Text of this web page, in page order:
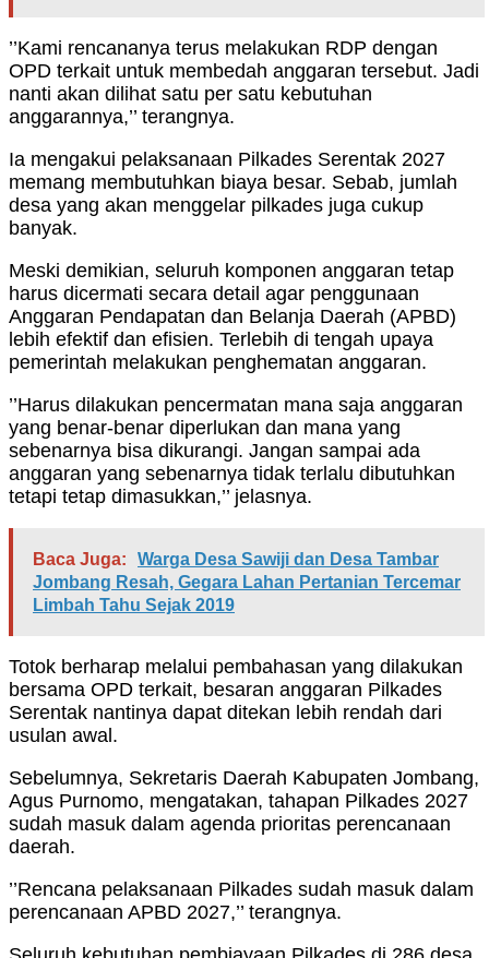
’’Kami rencananya terus melakukan RDP dengan
OPD terkait untuk membedah anggaran tersebut. Jadi
nanti akan dilihat satu per satu kebutuhan
anggarannya,’’ terangnya.
Ia mengakui pelaksanaan Pilkades Serentak 2027
memang membutuhkan biaya besar. Sebab, jumlah
desa yang akan menggelar pilkades juga cukup
banyak.
Meski demikian, seluruh komponen anggaran tetap
harus dicermati secara detail agar penggunaan
Anggaran Pendapatan dan Belanja Daerah (APBD)
lebih efektif dan efisien. Terlebih di tengah upaya
pemerintah melakukan penghematan anggaran.
’’Harus dilakukan pencermatan mana saja anggaran
yang benar-benar diperlukan dan mana yang
sebenarnya bisa dikurangi. Jangan sampai ada
anggaran yang sebenarnya tidak terlalu dibutuhkan
tetapi tetap dimasukkan,’’ jelasnya.
Baca Juga:
Warga Desa Sawiji dan Desa Tambar
Jombang Resah, Gegara Lahan Pertanian Tercemar
Limbah Tahu Sejak 2019
Totok berharap melalui pembahasan yang dilakukan
bersama OPD terkait, besaran anggaran Pilkades
Serentak nantinya dapat ditekan lebih rendah dari
usulan awal.
Sebelumnya, Sekretaris Daerah Kabupaten Jombang,
Agus Purnomo, mengatakan, tahapan Pilkades 2027
sudah masuk dalam agenda prioritas perencanaan
daerah.
’’Rencana pelaksanaan Pilkades sudah masuk dalam
perencanaan APBD 2027,’’ terangnya.